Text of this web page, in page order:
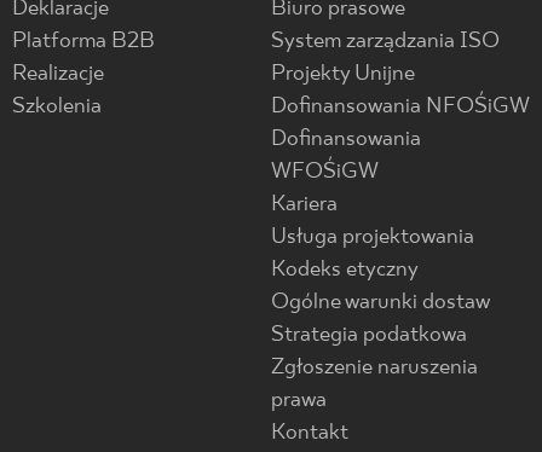
Deklaracje
Platforma B2B
Realizacje
Szkolenia
Biuro prasowe
System zarządzania ISO
Projekty Unijne
Dofinansowania NFOŚiGW
Dofinansowania
WFOŚiGW
Kariera
Usługa projektowania
Kodeks etyczny
Ogólne warunki dostaw
Strategia podatkowa
Zgłoszenie naruszenia
prawa
Kontakt